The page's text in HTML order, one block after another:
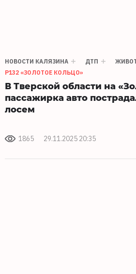
НОВОСТИ КАЛЯЗИНА ДТП
Р132 «ЗОЛОТОЕ КОЛЬЦО»
В Тверской области на
пассажирка авто
лосем
1865 29.11.2025 20:35